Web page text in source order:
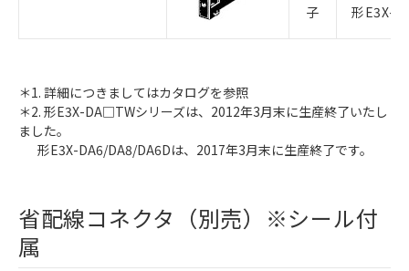
子 形E3X-
＊1. 詳細につきましてはカタログを参照
＊2. 形E3X-DA□TWシリーズは、2012年3月末に生産終了いたし
ました。
形E3X-DA6/DA8/DA6Dは、2017年3月末に生産終了です。
省配線コネクタ（別売）※シール付
属